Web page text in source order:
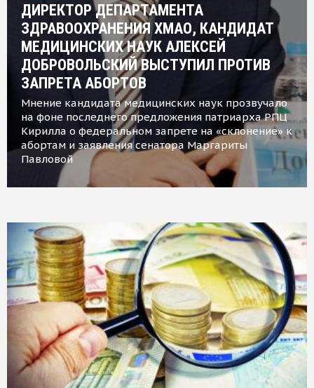
ДИРЕКТОР ДЕПАРТАМЕНТА
ЗДРАВООХРАНЕНИЯ ХМАО, КАНДИДАТ
МЕДИЦИНСКИХ НАУК АЛЕКСЕЙ
ДОБРОВОЛЬСКИЙ ВЫСТУПИЛ ПРОТИВ
ЗАПРЕТА АБОРТОВ
Мнение кандидата медицинских наук прозвучало
на фоне последнего предложения патриарха РПЦ
Кирилла о федеральном запрете на «склонение» к
абортам и заявления сенатора Маргариты
Павловой